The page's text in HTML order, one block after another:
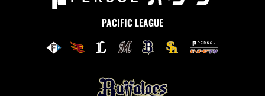
PACIFIC LEAGUE